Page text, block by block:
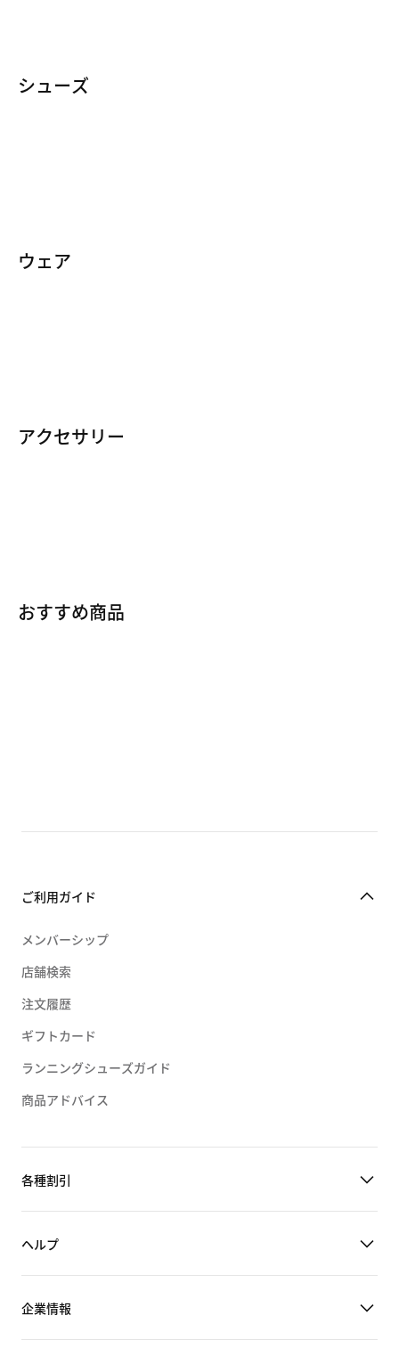
シューズ
ナイキリアクト
NIKE BY YOUでカスタマイズ
ウェア
ハーフパンツ/ショートパンツ
アクセサリー
サングラス
おすすめ商品
ナイキ フライワイヤー
ナイキ Dri-FIT
ご利用ガイド
メンバーシップ
店舗検索
注文履歴
ギフトカード
ランニングシューズガイド
商品アドバイス
各種割引
ヘルプ
企業情報